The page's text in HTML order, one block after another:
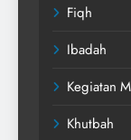
Fiqh
Ibadah
Kegiatan
Khutbah